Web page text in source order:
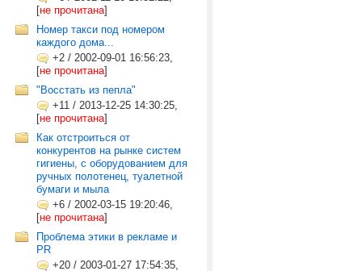
[не прочитана]
Номер такси под номером
каждого дома...
+2 / 2002-09-01 16:56:23,
[не прочитана]
"Восстать из пепла"
+11 / 2013-12-25 14:30:25,
[не прочитана]
Как отстроиться от
конкурентов на рынке систем
гигиены, с оборудованием для
ручных полотенец, туалетной
бумаги и мыла
+6 / 2002-03-15 19:20:46,
[не прочитана]
Проблема этики в рекламе и
PR
+20 / 2003-01-27 17:54:35,